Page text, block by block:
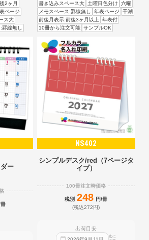
2ヶ月
ページ
ス大
線無し
書き込みスペース大 土曜日色分け
六曜
メモスペース:罫線無し
年表ページ
干潮
前後月表示:前後3ヶ月以上
年表付
10冊から注文可能 サンプルOK
ー
冊
NS402
シンプルデスク/red（7ページタ
イプ）
100冊注文時価格
税別 248 円/冊
(税込272円)
出荷目安
迄に